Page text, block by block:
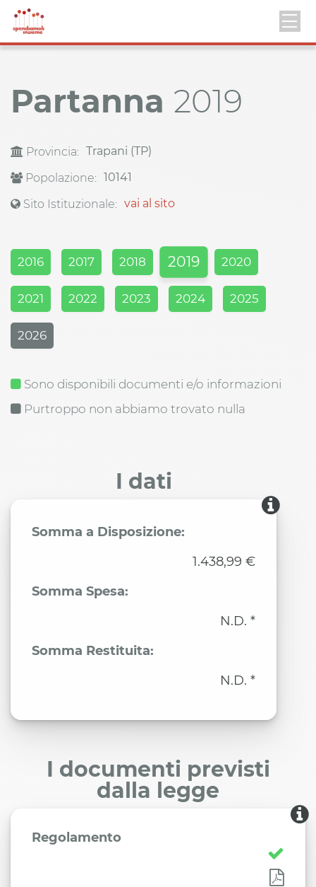
Partanna 2019
Provincia: Trapani (TP)
Popolazione: 10141
Sito Istituzionale: vai al sito
2016 2017 2018 2019 2020
2021 2022 2023 2024 2025
2026
Sono disponibili documenti e/o informazioni
Purtroppo non abbiamo trovato nulla
I dati
Somma a Disposizione:
1.438,99 €
Somma Spesa:
N.D. *
Somma Restituita:
N.D. *
I documenti previsti
dalla legge
Regolamento